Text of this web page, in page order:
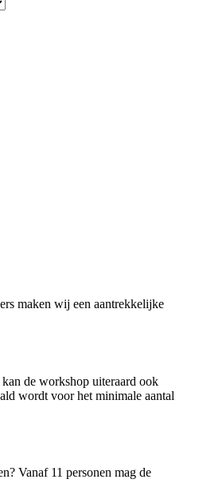
maken wij een aantrekkelijke
de workshop uiteraard ook
wordt voor het minimale aantal
Vanaf 11 personen mag de